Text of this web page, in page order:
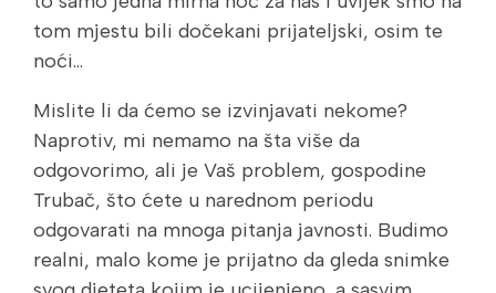
tom mjestu bili dočekani prijateljski, osim te
noći...
Mislite li da ćemo se izvinjavati nekome?
Naprotiv, mi nemamo na šta više da
odgovorimo, ali je Vaš problem, gospodine
Trubač, što ćete u narednom periodu
odgovarati na mnoga pitanja javnosti. Budimo
realni, malo kome je prijatno da gleda snimke